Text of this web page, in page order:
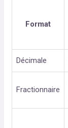
Format
Décimale
Fractionnaire